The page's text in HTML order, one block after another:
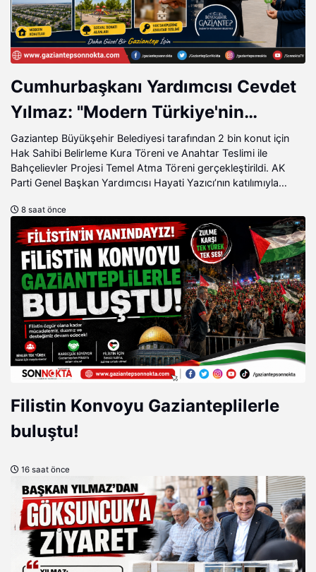
Cumhurbaşkanı Yardımcısı Cevdet
Yılmaz: "Modern Türkiye'nin
İmarında Cumhurbaşkanımızın
Büyük Gayretleri Var"
Gaziantep Büyükşehir Belediyesi tarafından 2 bin konut için
Hak Sahibi Belirleme Kura Töreni ve Anahtar Teslimi ile
Bahçelievler Projesi Temel Atma Töreni gerçekleştirildi. AK
Parti Genel Başkan Yardımcısı Hayati Yazıcı’nın katılımıyla
Müstakilevler Projesiyle ilgili müjdeli haber kamuoyu ile
paylaşıldı.
8 saat önce
Filistin Konvoyu Gazianteplilerle
buluştu!
16 saat önce